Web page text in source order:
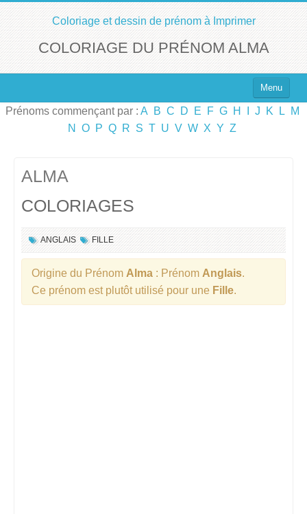
Coloriage et dessin de prénom à Imprimer
COLORIAGE DU PRÉNOM ALMA
Menu
Top 100 des Prénoms
Prénoms commençant par : A B C D E F G H J K L
M
N
O P Q R S T U V W X Y Z
ALMA
COLORIAGES
ANGLAIS FILLE
Origine du Prénom Alma : Prénom Anglais.
Ce prénom est plutôt utilisé pour une Fille.